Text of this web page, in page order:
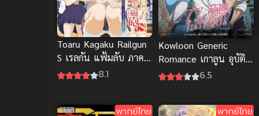
Toaru Kagaku Railgun
S เรลกัน แฟ้มลับ ภาค 2
พากย์ไทย 8.1
Kowloon Generic
Romance เกาลูน อุบัติ
รักปริศนาลับ6.5
พากย์ไทย พากย์ไทย